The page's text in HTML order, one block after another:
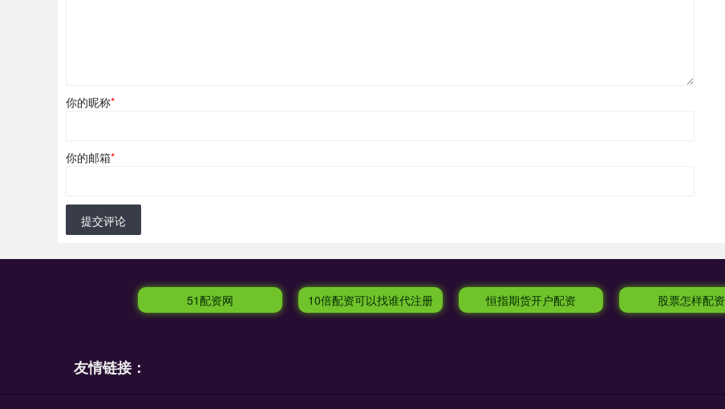
你的昵称*
你的邮箱*
提交评论
51配资网 10倍配资可以找谁代注册 恒指期货开户配资 股票怎样配资
友情链接：